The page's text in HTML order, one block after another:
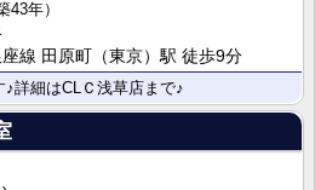
43年）
線 田原町（東京）駅 徒歩9分
詳細はCLＣ浅草店まで♪